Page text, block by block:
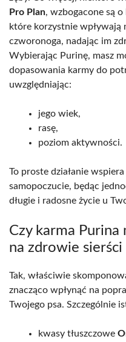
Pro Plan, wzbogacone są o
które korzystnie wpływają
czworonoga, nadając im
Wybierając Purinę, masz
dopasowania karmy do
uwzględniając:
jego wiek,
rasę,
poziom aktywności.
To proste działanie
samopoczucie, będąc
długie i radosne życie u
Czy karma
na zdrowie sierści
Tak, właściwie
znacząco wpłynąć na
Twojego psa. Szczególnie
kwasy tłuszczowe